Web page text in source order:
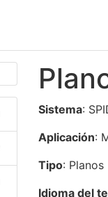
Sistema:
Aplicación:
Tipo: Planos
Idioma del